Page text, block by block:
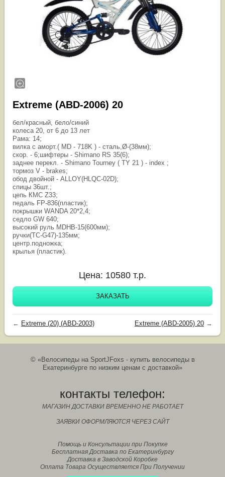
Extreme (ABD-2006) 20
бел/красный, бело/синий
колеса 20, от 6 до 13 лет
Рама: 14;
вилка с аморт.( MD - 718K ) - сталь,Ø-(38мм);
скор. - 6;шифтеры - Shimano RS 35(6);
заднее перекл. - Shimano Tourney ( TY 21 ) - index ;
тормоз V - brakes;
обод двойной - ALLOY(HLQC-02D);
спицы 36шт.;
цепь КМС Z33;
педаль FP-836(пластик);
покрышки WANDA 20*2,4;
седло GW 640;
высокий руль MDHB-15(600мм);
ручки(TC-G47)-135мм;
центр.подножка;
крылья (пластик).
Цена: 10580 т.р.
ЗАКАЗАТЬ
← Extreme (20) (ABD-2003) Extreme (ABD-2005) 20→
© «Велосипеды на SportJFoxs - купить велосипеды в
Екатеринбурге по низким ценам с доставкой»
контакты телефон:
МАГАЗИН ДОСТАВКИ ВРЕМЕННО НЕ РАБОТАЕТ
ЗАЯВКИ ОФОРМЛЯЮТСЯ ЧЕРЕЗ САЙТ
Помощь и Консультации при Покупке
Бесплатная Доставка по Екатеринбургу
Доставка в Заводской Коробке
Оплата Товара Осуществляется При Получении